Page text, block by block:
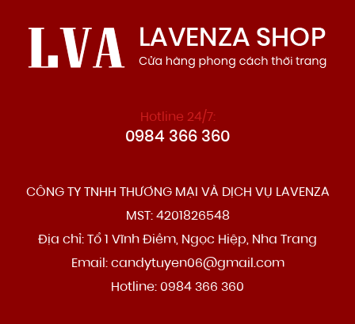
Hotline 24/7:
0984 366 360
CÔNG TY TNHH THƯƠNG MẠI VÀ DỊCH VỤ LAVENZA
MST: 4201826548
Địa chỉ: Tổ 1 Vĩnh Điềm, Ngọc Hiệp, Nha Trang
Email: candytuyen06@gmail.com
Hotline: 0984 366 360